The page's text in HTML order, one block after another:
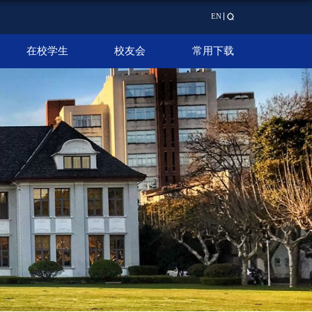
EN
在校学生 校友会 常用下载